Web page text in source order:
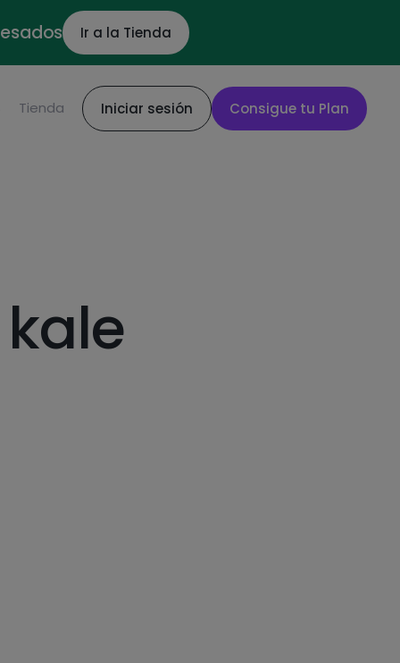
Ir a la Tienda
Tienda Iniciar sesión Consigue tu Plan